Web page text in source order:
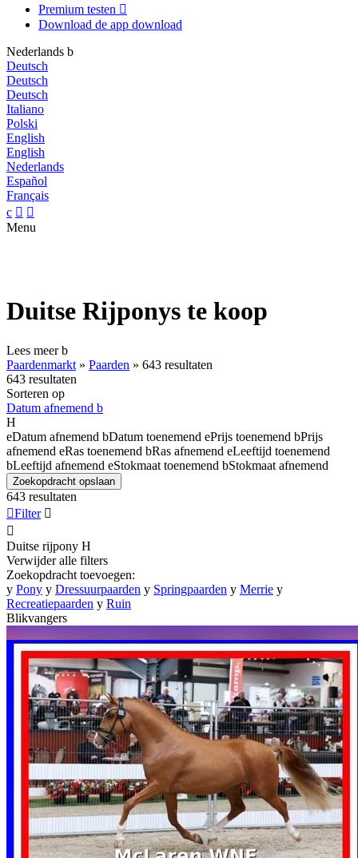
Premium testen 
Download de app download
Nederlands b
Deutsch
Deutsch
Deutsch
Italiano
Polski
English
English
Nederlands
Español
Français
c  
Menu
Duitse Rijponys te koop
Lees meerb
Paardenmarkt » Paarden » 643 resultaten
643 resultaten
Sorteren op
Datum afnemend b
H
eDatum afnemend bDatum toenemend ePrijs toenemend bPrijs
afnemend eRas toenemend bRas afnemend eLeeftijd toenemend
bLeeftijd afnemend eStokmaat toenemend bStokmaat afnemend
Zoekopdracht opslaan
643 resultaten
Filter 

Duitse rijpony H
Verwijder alle filters
Zoekopdracht toevoegen:
y Pony y Dressuurpaarden y Springpaarden y Merrie y
Recreatiepaarden y Ruin
Blikvangers